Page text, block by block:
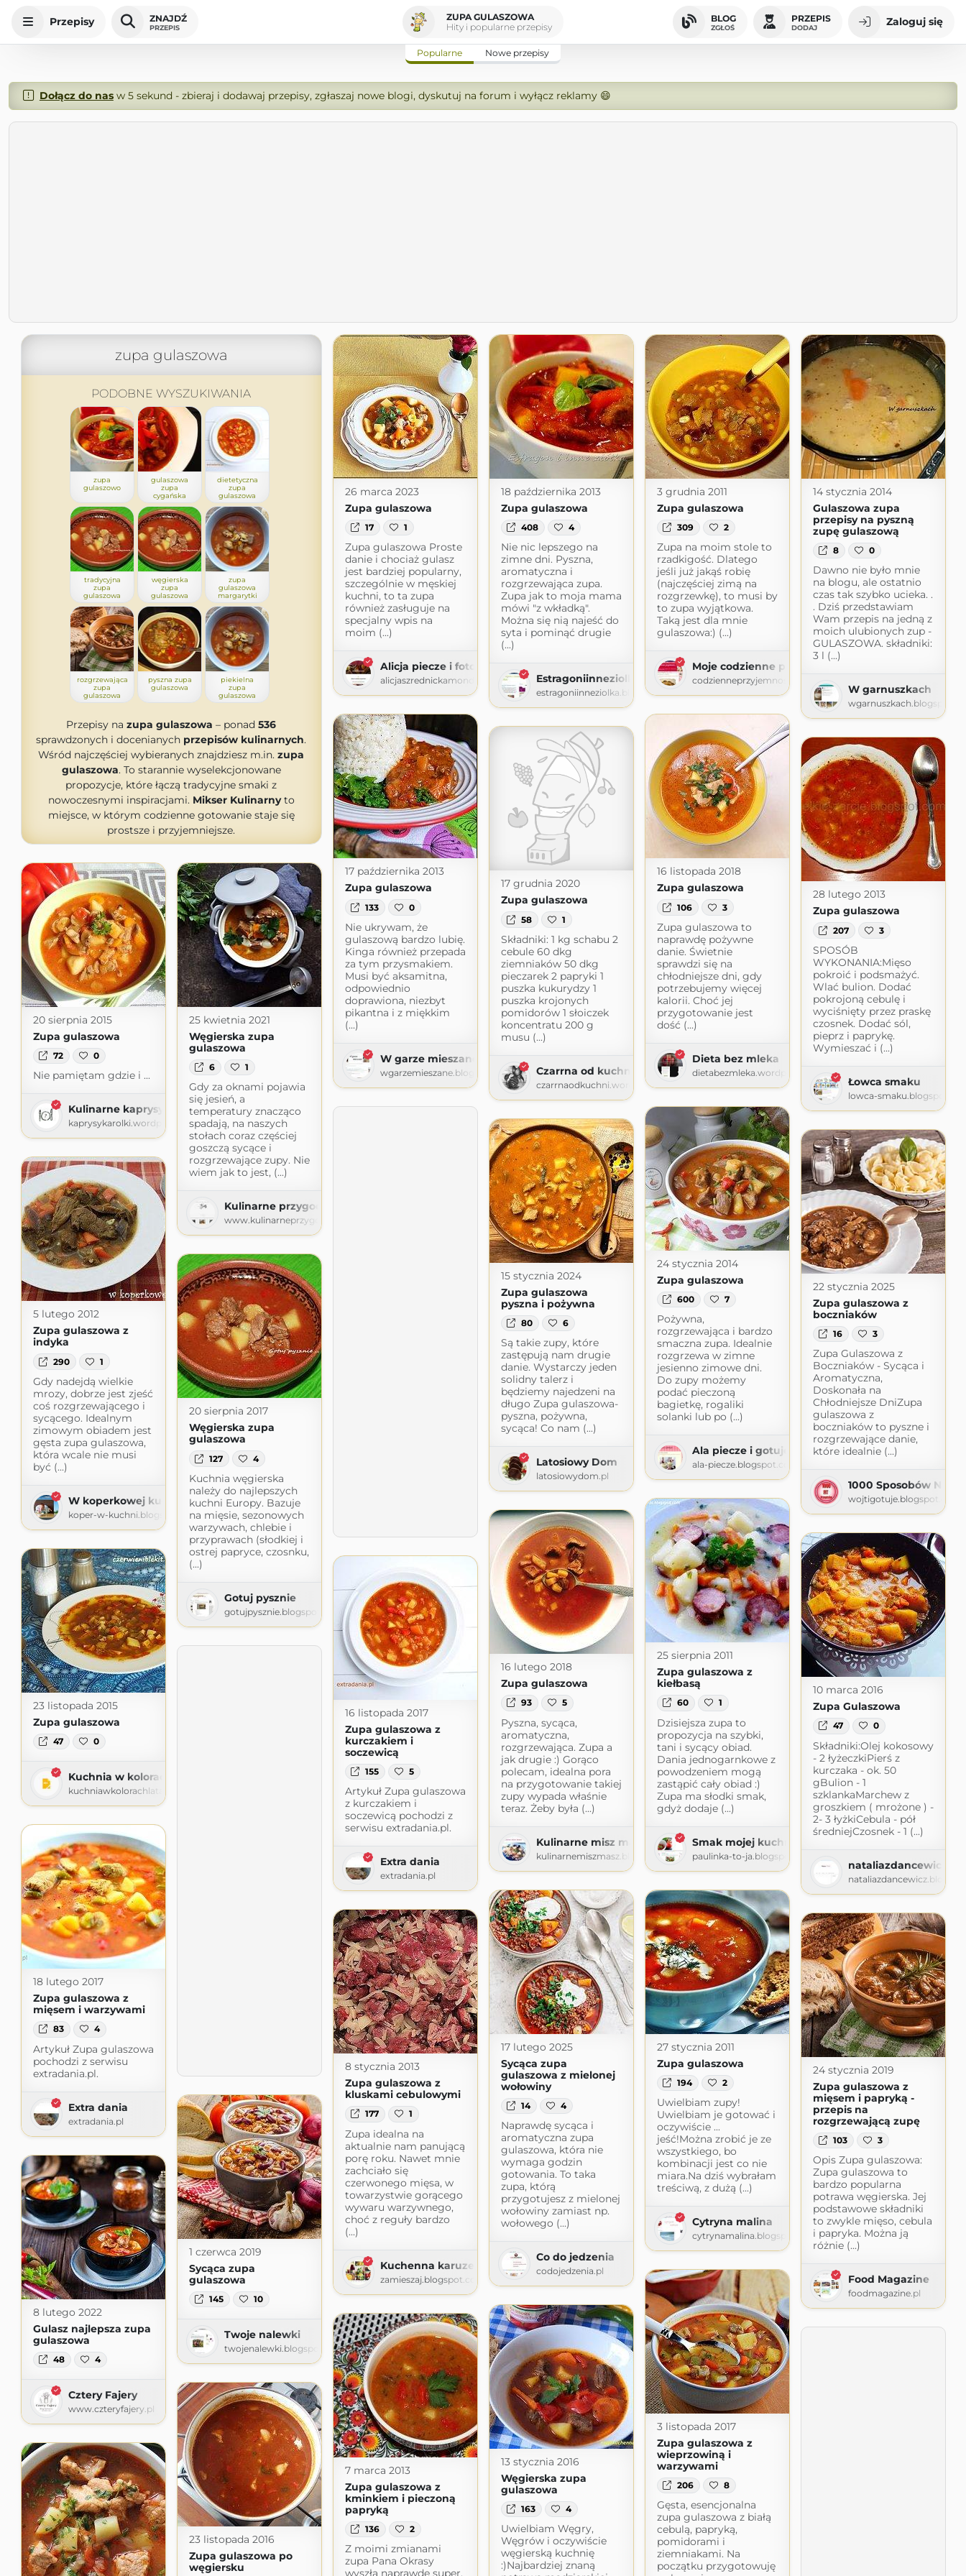
Przepisy ZNAJDŹ
PRZEPIS
ZUPA GULASZOWA
Hity i popularne przepisy
BLOG
ZGŁOŚ
PRZEPIS
DODAJ Zaloguj się
Popularne Nowe przepisy
Dołącz do nasw 5 sekund - zbieraj i dodawaj przepisy, zgłaszaj nowe blogi, dyskutuj na forum i wyłącz reklamy 😄
zupa gulaszowa
PODOBNE WYSZUKIWANIA
zupa
gulaszowo
gulaszowa
zupa
cygańska
dietetyczna
zupa
gulaszowa
tradycyjna
zupa
gulaszowa
węgierska
zupa
gulaszowa
zupa
gulaszowa
margarytki
rozgrzewająca
zupa
gulaszowa
pyszna zupa
gulaszowa
piekielna
zupa
gulaszowa
Przepisy na zupa gulaszowa – ponad 536
sprawdzonych i docenianych przepisów kulinarnych.
Wśród najczęściej wybieranych znajdziesz m.in. zupa
gulaszowa. To starannie wyselekcjonowane
propozycje, które łączą tradycyjne smaki z
nowoczesnymi inspiracjami. Mikser Kulinarnyto
miejsce, w którym codzienne gotowanie staje się
prostsze i przyjemniejsze.
26 marca 2023
Zupa gulaszowa
17 1
Zupa gulaszowa Proste
danie i chociaż gulasz
jest bardziej popularny,
szczególnie w męskiej
kuchni, to ta zupa
również zasługuje na
specjalny wpis na
moim (...)
Alicja piecze i fotografuje
alicjaszrednickamondr.wordpress.com
18 października 2013
Zupa gulaszowa
408 4
Nie nic lepszego na
zimne dni. Pyszna,
aromatyczna i
rozgrzewająca zupa.
Zupa jak to moja mama
mówi "z wkładką".
Można się nią najeść do
syta i pominąć drugie
(...)
Estragoniinneziolka
estragoniinneziolka.blogspot.com
3 grudnia 2011
Zupa gulaszowa
309 2
Zupa na moim stole to
rzadkigość. Dlatego
jeśli już jakąś robię
(najczęściej zimą na
rozgrzewkę), to musi by
to zupa wyjątkowa.
Taką jest dla mnie
gulaszowa:) (...)
Moje codzienne przyjemności
codzienneprzyjemnosci.blogspot.com
14 stycznia 2014
Gulaszowa zupa
przepisy na pyszną
zupę gulaszową
8 0
Dawno nie było mnie
na blogu, ale ostatnio
czas tak szybko ucieka. .
. Dziś przedstawiam
Wam przepis na jedną z
moich ulubionych zup -
GULASZOWA. składniki:
3 l (...)
W garnuszkach
17 października 2013
Zupa gulaszowa
133 0
Nie ukrywam, że
gulaszową bardzo lubię.
Kinga również przepada
za tym przysmakiem.
Musi być aksamitna,
odpowiednio
doprawiona, niezbyt
pikantna i z miękkim
(...)
W garze mieszane
wgarzemieszane.blogspot.com
16 listopada 2018
Zupa gulaszowa
106 3
Zupa gulaszowa to
naprawdę pożywne
danie. Świetnie
sprawdzi się na
chłodniejsze dni, gdy
potrzebujemy więcej
kalorii. Choć jej
przygotowanie jest
dość (...)
Dieta bez mleka
dietabezmleka.wordpress.com
17 grudnia 2020
Zupa gulaszowa
58 1
Składniki: 1 kg schabu 2
cebule 60 dkg
ziemniaków 50 dkg
pieczarek 2 papryki 1
puszka kukurydzy 1
puszka krojonych
pomidorów 1 słoiczek
koncentratu 200 g
musu (...)
Czarrna od kuchni
czarrnaodkuchni.wordpress.com
28 lutego 2013
Zupa gulaszowa
207 3
SPOSÓB
WYKONANIA:Mięso
pokroić i podsmażyć.
Wlać bulion. Dodać
pokrojoną cebulę i
wyciśnięty przez praskę
czosnek. Dodać sól,
pieprz i paprykę.
Wymieszać i (...)
Łowca smaku
lowca-
20 sierpnia 2015
Zupa gulaszowa
72 0
Nie pamiętam gdzie i ...
Kulinarne kaprysy Karolki
kaprysykarolki.wordpress.com
25 kwietnia 2021
Węgierska zupa
gulaszowa
6 1
Gdy za oknami pojawia
się jesień, a
temperatury znacząco
spadają, na naszych
stołach coraz częściej
goszczą sycące i
rozgrzewające zupy. Nie
wiem jak to jest, (...)
Kulinarne przygody Gatity
www.kulinarneprzygodygatity.pl
24 stycznia 2014
Zupa gulaszowa
600 7
Pożywna,
rozgrzewająca i bardzo
smaczna zupa. Idealnie
rozgrzewa w zimne
jesienno zimowe dni.
Do zupy możemy
podać pieczoną
bagietkę, rogaliki
solanki lub po (...)
Ala piecze i gotuje
ala-piecze.blogspot.com
15 stycznia 2024
Zupa gulaszowa
pyszna i pożywna
80 6
Są takie zupy, które
zastępują nam drugie
danie. Wystarczy jeden
solidny talerz i
będziemy najedzeni na
długo Zupa gulaszowa-
pyszna, pożywna,
sycąca! Co nam (...)
Latosiowy Dom
latosiowydom.pl
22 stycznia 2025
Zupa gulaszowa z
boczniaków
16 3
Zupa Gulaszowa z
Boczniaków - Sycąca i
Aromatyczna,
Doskonała na
Chłodniejsze DniZupa
gulaszowa z
boczniaków to pyszne i
rozgrzewające danie,
które idealnie (...)
1000 Sposobów Na
wojtigotuje.blogspot.com
5 lutego 2012
Zupa gulaszowa z
indyka
290 1
Gdy nadejdą wielkie
mrozy, dobrze jest zjeść
coś rozgrzewającego i
sycącego. Idealnym
zimowym obiadem jest
gęsta zupa gulaszowa,
która wcale nie musi
być (...)
W koperkowej kuchni
koper-w-kuchni.blogspot.com
20 sierpnia 2017
Węgierska zupa
gulaszowa
127 4
Kuchnia węgierska
należy do najlepszych
kuchni Europy. Bazuje
na mięsie, sezonowych
warzywach, chlebie i
przyprawach (słodkiej i
ostrej papryce, czosnku,
(...)
Gotuj pysznie
gotujpysznie.blogspot.com
25 sierpnia 2011
Zupa gulaszowa z
kiełbasą
60 1
Dzisiejsza zupa to
propozycja na szybki,
tani i sycący obiad.
Dania jednogarnkowe z
powodzeniem mogą
zastąpić cały obiad :)
Zupa ma słodki smak,
gdyż dodaje (...)
Smak mojej kuchni
paulinka-to-ja.blogspot.com
16 lutego 2018
Zupa gulaszowa
93 5
Pyszna, sycąca,
aromatyczna,
rozgrzewająca. Zupa a
jak drugie :) Gorąco
polecam, idealna pora
na przygotowanie takiej
zupy wypada właśnie
teraz. Żeby była (...)
Kulinarne misz masz
kulinarnemiszmasz.blogspot.com
10 marca 2016
Zupa Gulaszowa
47 0
Składniki:Olej kokosowy
- 2 łyżeczkiPierś z
kurczaka - ok. 50
gBulion - 1
szklankaMarchew z
groszkiem ( mrożone ) -
2- 3 łyżkiCebula - pół
średniejCzosnek - 1 (...)
23 listopada 2015
Zupa gulaszowa
47 0
Kuchnia w kolorach lata
kuchniawkolorachlata.wordpress.com
16 listopada 2017
Zupa gulaszowa z
kurczakiem i
soczewicą
155 5
Artykuł Zupa gulaszowa
z kurczakiem i
soczewicą pochodzi z
serwisu extradania.pl.
Extra dania
extradania.pl
18 lutego 2017
Zupa gulaszowa z
mięsem i warzywami
83 4
Artykuł Zupa gulaszowa
pochodzi z serwisu
extradania.pl.
Extra dania
extradania.pl
17 lutego 2025
Sycąca zupa
gulaszowa z mielonej
wołowiny
14 4
Naprawdę sycąca i
aromatyczna zupa
gulaszowa, która nie
wymaga godzin
gotowania. To taka
zupa, którą
przygotujesz z mielonej
wołowiny zamiast np.
wołowego (...)
Co do jedzenia
codojedzenia.pl
27 stycznia 2011
Zupa gulaszowa
194 2
Uwielbiam zupy!
Uwielbiam je gotować i
oczywiście ...
jeść!Można zrobić je ze
wszystkiego, bo
kombinacji jest co nie
miara.Na dziś wybrałam
treściwą, z dużą (...)
Cytryna malina
cytrynamalina.blogspot.com
8 stycznia 2013
Zupa gulaszowa z
kluskami cebulowymi
177 1
Zupa idealna na
aktualnie nam panującą
porę roku. Nawet mnie
zachciało się
czerwonego mięsa, w
towarzystwie gorącego
wywaru warzywnego,
choć z reguły bardzo
(...)
Kuchenna karuzela
zamieszaj.blogspot.com
24 stycznia 2019
Zupa gulaszowa z
mięsem i papryką -
przepis na
rozgrzewającą zupę
103 3
Opis Zupa gulaszowa:
Zupa gulaszowa to
bardzo popularna
potrawa węgierska. Jej
podstawowe składniki
to zwykle mięso, cebula
i papryka. Można ją
różnie (...)
Food Magazine
foodmagazine.pl
1 czerwca 2019
Sycąca zupa
gulaszowa
145 10
Twoje nalewki
twojenalewki.blogspot.com
8 lutego 2022
Gulasz najlepsza zupa
gulaszowa
48 4
Cztery Fajery
www.czteryfajery.pl
3 listopada 2017
Zupa gulaszowa z
wieprzowiną i
warzywami
206 8
Gęsta, esencjonalna
zupa gulaszowa z białą
cebulą, papryką,
pomidorami i
ziemniakami. Na
początku przygotowuję
13 stycznia 2016
Węgierska zupa
gulaszowa
163 4
Uwielbiam Węgry,
Węgrów i oczywiście
węgierską kuchnię
:)Najbardziej znaną
7 marca 2013
Zupa gulaszowa z
kminkiem i pieczoną
papryką
136 2
Z moimi zmianami
zupa Pana Okrasy
wyszła naprawdę super.
23 listopada 2016
Zupa gulaszowa po
węgiersku